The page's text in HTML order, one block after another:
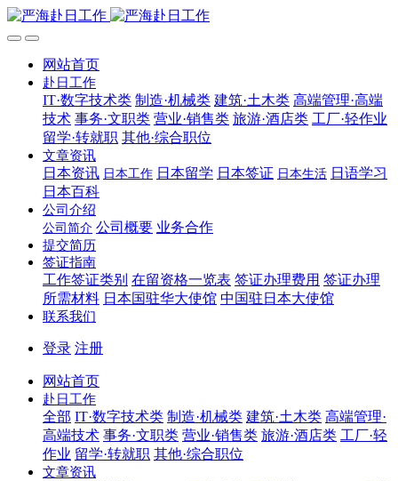
网站首页
赴日工作
IT·数字技术类 制造·机械类 建筑·土木类 高端管理·高端
技术 事务·文职类 营业·销售类 旅游·酒店类 工厂·轻作业
留学·转就职 其他·综合职位
文章资讯
日本资讯 日本工作 日本留学 日本签证 日本生活 日语学习
日本百科
公司介绍
公司简介 公司概要 业务合作
提交简历
签证指南
工作签证类别 在留资格一览表 签证办理费用 签证办理
所需材料 日本国驻华大使馆 中国驻日本大使馆
联系我们
登录 注册
网站首页
赴日工作
全部 IT·数字技术类 制造·机械类 建筑·土木类 高端管理·
高端技术 事务·文职类 营业·销售类 旅游·酒店类 工厂·轻
作业 留学·转就职 其他·综合职位
文章资讯